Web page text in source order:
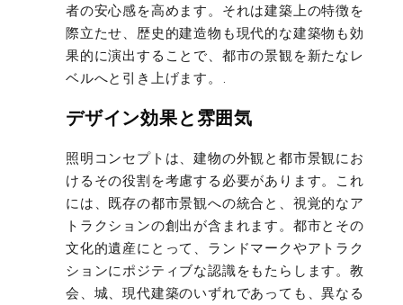
者の安心感を高めます。それは建築上の特徴を
際立たせ、歴史的建造物も現代的な建築物も効
果的に演出することで、都市の景観を新たなレ
ベルへと引き上げます。.
デザイン効果と雰囲気
照明コンセプトは、建物の外観と都市景観にお
けるその役割を考慮する必要があります。これ
には、既存の都市景観への統合と、視覚的なア
トラクションの創出が含まれます。都市とその
文化的遺産にとって、ランドマークやアトラク
ションにポジティブな認識をもたらします。教
会、城、現代建築のいずれであっても、異なる